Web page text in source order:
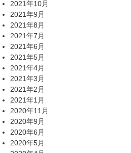
2021年10月
2021年9月
2021年8月
2021年7月
2021年6月
2021年5月
2021年4月
2021年3月
2021年2月
2021年1月
2020年11月
2020年9月
2020年6月
2020年5月